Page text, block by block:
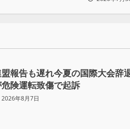
報告も遅れ今夏の国際大会辞
険運転致傷で起訴
2026年8月7日